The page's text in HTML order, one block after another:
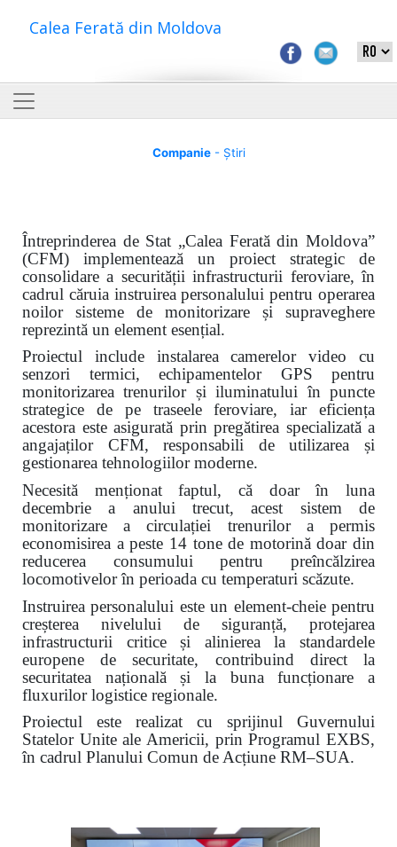
Calea Ferată din Moldova
Companie- Știri
Întreprinderea de Stat „Calea Ferată din Moldova”
(CFM) implementează un proiect strategic de
consolidare a securității infrastructurii feroviare, în
cadrul căruia instruirea personalului pentru operarea
noilor sisteme de monitorizare și supraveghere
reprezintă un element esențial.
Proiectul include instalarea camerelor video cu
senzori termici, echipamentelor GPS pentru
monitorizarea trenurilor și iluminatului în puncte
strategice de pe traseele feroviare, iar eficiența
acestora este asigurată prin pregătirea specializată a
angajaților CFM, responsabili de utilizarea și
gestionarea tehnologiilor moderne.
Necesită menționat faptul, că doar în luna
decembrie a anului trecut, acest sistem de
monitorizare a circulației trenurilor a permis
economisirea a peste 14 tone de motorină doar din
reducerea consumului pentru preîncălzirea
locomotivelor în perioada cu temperaturi scăzute.
Instruirea personalului este un element-cheie pentru
creșterea nivelului de siguranță, protejarea
infrastructurii critice și alinierea la standardele
europene de securitate, contribuind direct la
securitatea națională și la buna funcționare a
fluxurilor logistice regionale.
Proiectul este realizat cu sprijinul Guvernului
Statelor Unite ale Americii, prin Programul EXBS,
în cadrul Planului Comun de Acțiune RM–SUA.